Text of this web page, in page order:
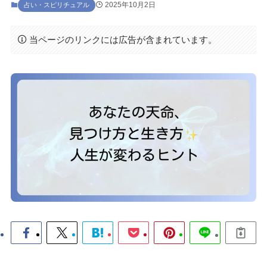
占い・スピリチュアル 2025年10月2日
当ページのリンクには広告が含まれています。